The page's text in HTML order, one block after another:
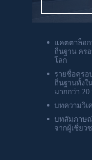
แคตตาล็อก
ถิ่นฐาน คร
โลก
รายชื่อคร
ถิ่นฐานทั้งใ
มากกว่า
บทความวิเ
บทสัมภาษ
จากผู้เชี่ยว